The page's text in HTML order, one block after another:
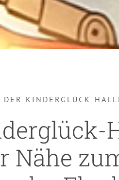
KINDERGLÜCK-
Nähe